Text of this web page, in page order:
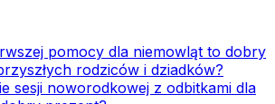
pomocy dla niemowląt to dobry
rodziców i dziadków?
sesji noworodkowej z odbitkami dla